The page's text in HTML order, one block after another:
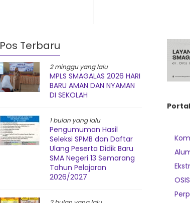
Pos Terbaru
2 minggu yang lalu
MPLS SMAGALAS 2026 HARI
BARU AMAN DAN NYAMAN
DI SEKOLAH
1 bulan yang lalu
Pengumuman Hasil
Seleksi SPMB dan Daftar
Ulang Peserta Didik Baru
SMA Negeri 13 Semarang
Tahun Pelajaran
2026/2027
Portal